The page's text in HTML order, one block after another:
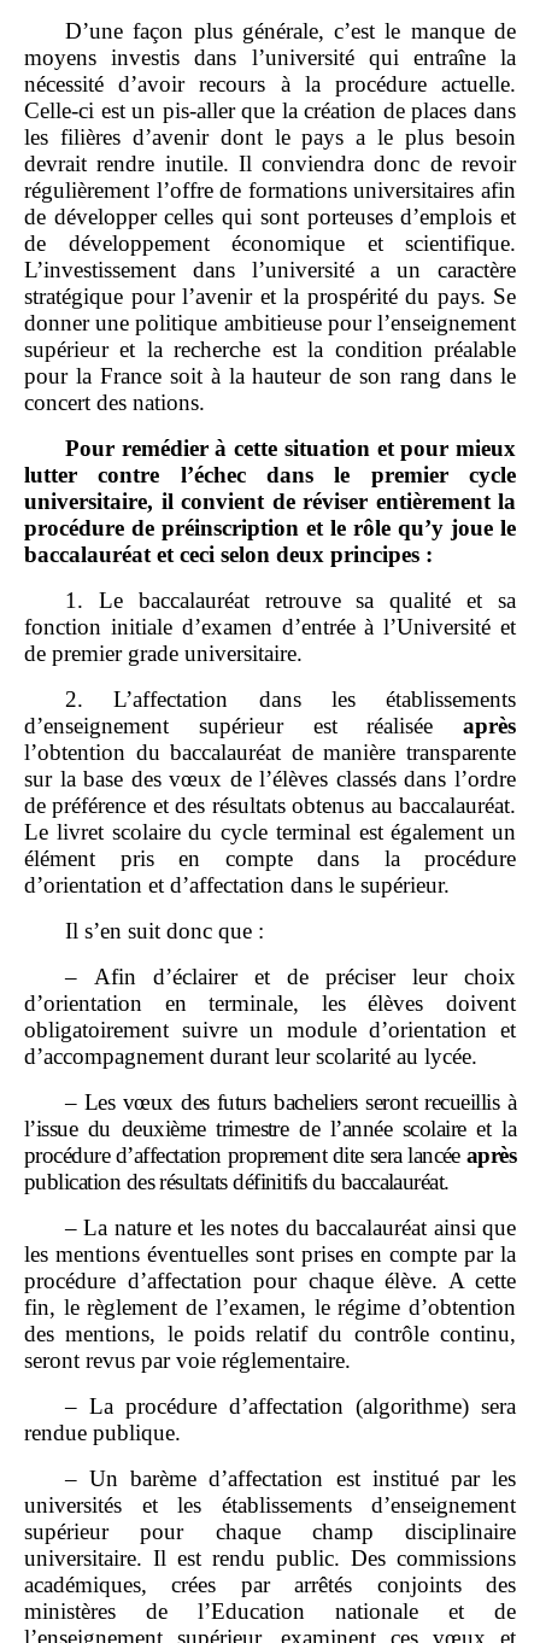
D’une façon plus générale, c’est le manque de
moyens investis dans l’université qui entraîne la
nécessité d’avoir recours à la procédure actuelle.
Celle‑ci est un pis‑aller que la création de places dans
les filières d’avenir dont le pays a le plus besoin
devrait rendre inutile. Il conviendra donc de revoir
régulièrement l’offre de formations universitaires afin
de développer celles qui sont porteuses d’emplois et
de développement économique et scientifique.
L’investissement dans l’université a un caractère
stratégique pour l’avenir et la prospérité du pays. Se
donner une politique ambitieuse pour l’enseignement
supérieur et la recherche est la condition préalable
pour la France soit à la hauteur de son rang dans le
concert des nations.
Pour remédier à cette situation et pour mieux
lutter contre l’échec dans le premier cycle
universitaire, il convient de réviser entièrement la
procédure de préinscription et le rôle qu’y joue le
baccalauréat et ceci selon deux principes :
1. Le baccalauréat retrouve sa qualité et sa
fonction initiale d’examen d’entrée à l’Université et
de premier grade universitaire.
2. L’affectation dans les établissements
d’enseignement supérieur est réalisée après
l’obtention du baccalauréat de manière transparente
sur la base des vœux de l’élèves classés dans l’ordre
de préférence et des résultats obtenus au baccalauréat.
Le livret scolaire du cycle terminal est également un
élément pris en compte dans la procédure
d’orientation et d’affectation dans le supérieur.
Il s’en suit donc que :
– Afin d’éclairer et de préciser leur choix
d’orientation en terminale, les élèves doivent
obligatoirement suivre un module d’orientation et
d’accompagnement durant leur scolarité au lycée.
– Les vœux des futurs bacheliers seront recueillis à
l’issue du deuxième trimestre de l’année scolaire et la
procédure d’affectation proprement dite sera lancée après
publication des résultats définitifs du baccalauréat.
– La nature et les notes du baccalauréat ainsi que
les mentions éventuelles sont prises en compte par la
procédure d’affectation pour chaque élève. A cette
fin, le règlement de l’examen, le régime d’obtention
des mentions, le poids relatif du contrôle continu,
seront revus par voie réglementaire.
– La procédure d’affectation (algorithme) sera
rendue publique.
– Un barème d’affectation est institué par les
universités et les établissements d’enseignement
supérieur pour chaque champ disciplinaire
universitaire. Il est rendu public. Des commissions
académiques, crées par arrêtés conjoints des
ministères de l’Education nationale et de
l’enseignement supérieur, examinent ces vœux et